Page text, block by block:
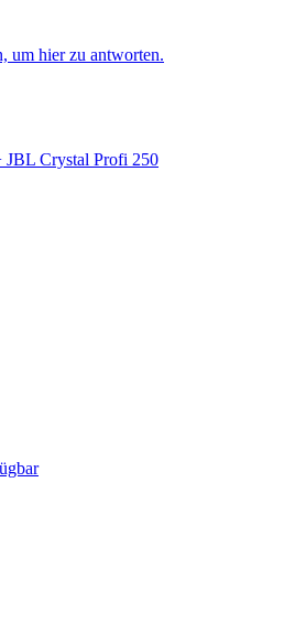
um hier zu antworten.
Crystal Profi 250